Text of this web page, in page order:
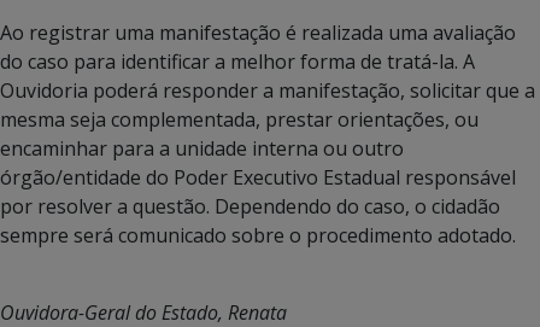
Ao registrar uma manifestação é realizada uma avaliação
do caso para identificar a melhor forma de tratá-la. A
Ouvidoria poderá responder a manifestação, solicitar que a
mesma seja complementada, prestar orientações, ou
encaminhar para a unidade interna ou outro
órgão/entidade do Poder Executivo Estadual responsável
por resolver a questão. Dependendo do caso, o cidadão
sempre será comunicado sobre o procedimento adotado.
Ouvidora-Geral do Estado, Renata